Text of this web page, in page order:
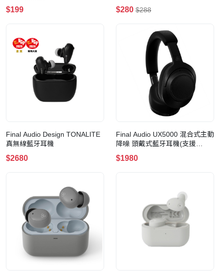
$199 $280 $288
Final Audio Design TONALITE
真無線藍牙耳機
$2680
Final Audio UX5000 混合式主動
降噪 頭戴式藍牙耳機(支援
LDAC)
$1980